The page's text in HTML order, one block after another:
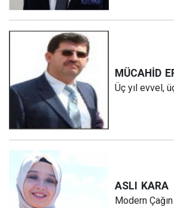
MÜCAHİD
Üç yıl evvel,
ASLI KARA
Modern